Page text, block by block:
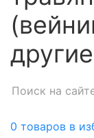
0 товаров в